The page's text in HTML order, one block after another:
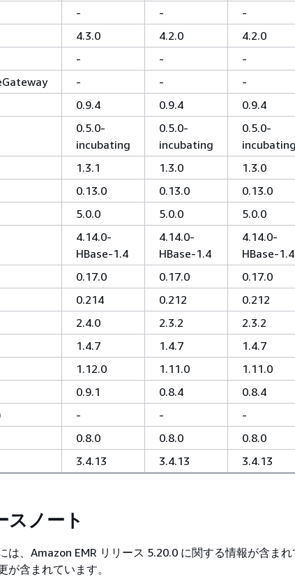
- -
-
4.3.0 4.2.0
4.2.0
- -
-
- -
-
0.9.4 0.9.4
0.9.4
0.5.0-
incubating
0.5.0-
incubating
0.5.0-
1.3.1 1.3.0
1.3.0
0.13.0 0.13.0
0.13.0
5.0.0 5.0.0
5.0.0
4.14.0-
HBase-1.4
4.14.0-
HBase-1.4
4.14.0-
HBase-1.4
0.17.0 0.17.0
0.17.0
0.214 0.212
0.212
2.4.0 2.3.2
2.3.2
1.4.7 1.4.7
1.4.7
1.12.0 1.11.0
1.11.0
0.9.1 0.8.4
0.8.4
- -
-
0.8.0 0.8.0
0.8.0
3.4.13 3.4.13 3.4.13
スノート
は、Amazon EMR リリース 5.20.0 に関する情報が含ま
が含まれています。